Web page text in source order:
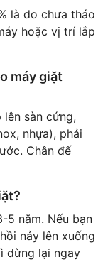
là do chưa tháo
hoặc vị trí lắp
máy giặt
sàn cứng,
nhựa), phải
Chân đế
5 năm. Nếu bạn
nảy lên xuống
dừng lại ngay